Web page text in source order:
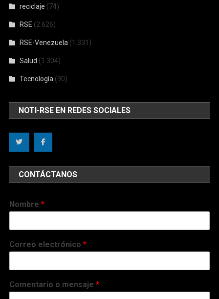
reciclaje (74)
RSE (2.626)
RSE-Venezuela (1.331)
Salud (1.304)
Tecnología (90)
NOTI-RSE EN REDES SOCIALES
CONTÁCTANOS
Nombre*
Correo electrónico*
Comentario o mensaje*